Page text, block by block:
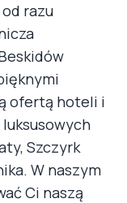
razu
ofertą hoteli i
Szczyrk
W naszym
Ci naszą